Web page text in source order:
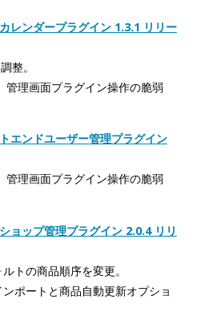
レンダープラグイン 1.3.1 リリー
整。
管理画面プラグイン操作の脆弱
エンドユーザー管理プラグイン
管理画面プラグイン操作の脆弱
ョップ管理プラグイン 2.0.4 リリ
トの商品順序を変更。
ポートと商品自動更新オプショ